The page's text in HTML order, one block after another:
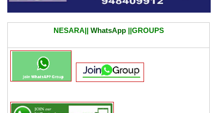
NESARA|| WhatsApp||GROUPS